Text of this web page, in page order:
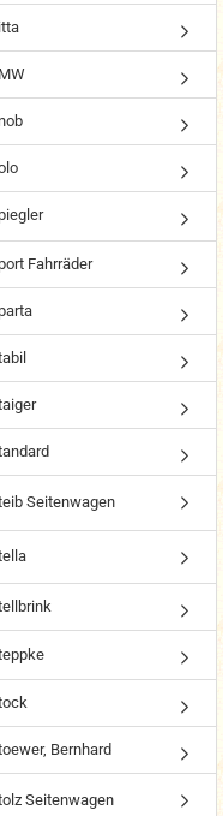
Fahrräder
Seitenwagen
Bernhard
Seitenwagen